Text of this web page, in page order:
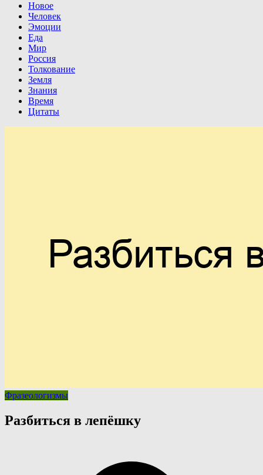
Новое
Человек
Эмоции
Еда
Мир
Россия
Толкование
Земля
Знания
Время
Цитаты
Фразеологизмы
Разбиться в лепёшку